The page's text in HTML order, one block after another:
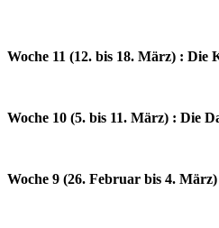
Woche 11 (12. bis 18. März) :
Woche 10 (5. bis 11. März) : Die
Woche 9 (26. Februar bis 4.